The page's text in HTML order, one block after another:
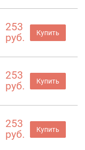
253
руб.
Купить
253
руб.
Купить
253
руб.
Купить